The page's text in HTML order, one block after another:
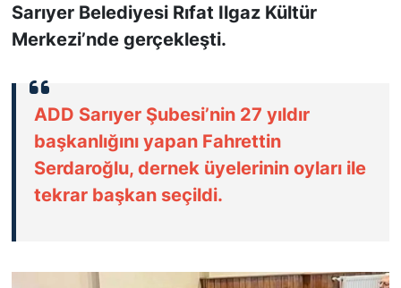
Sarıyer Belediyesi Rıfat Ilgaz Kültür
Merkezi’nde gerçekleşti.
ADD Sarıyer Şubesi’nin 27 yıldır
başkanlığını yapan Fahrettin
Serdaroğlu, dernek üyelerinin oyları ile
tekrar başkan seçildi.
SPOR
TÜRKİYE VE DÜNYA GÜNDEMİ
VİDEO GALERİ
YAŞAM